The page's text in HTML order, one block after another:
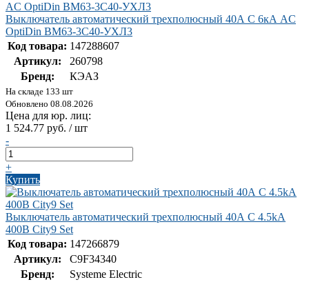
Выключатель автоматический трехполюсный 40А C 6кА AC
OptiDin BM63-3C40-УХЛ3
Код товара: 147288607
Артикул:
260798
Бренд:
КЭАЗ
На складе 133 шт
Обновлено 08.08.2026
Цена для юр. лиц:
1 524.77 руб. / шт
-
+
Купить
Выключатель автоматический трехполюсный 40А С 4.5kA
400В City9 Set
Код товара: 147266879
Артикул:
C9F34340
Бренд:
Systeme Electric